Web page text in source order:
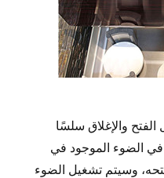
والإغلاق سلسًا
في الضوء الموجود في
وسيتم تشغيل الضوء